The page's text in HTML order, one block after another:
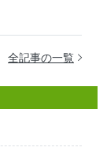
全記事の一覧